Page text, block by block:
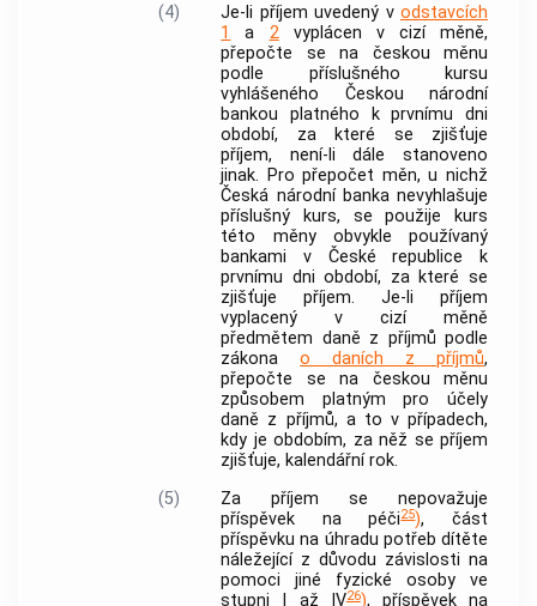
(4)
Je-li příjem uvedený v odstavcích
1
a 2vyplácen v cizí měně,
přepočte se na českou měnu
podle příslušného kursu
vyhlášeného Českou národní
bankou platného k prvnímu dni
období, za které se zjišťuje
příjem, není-li dále stanoveno
jinak. Pro přepočet měn, u nichž
Česká národní bankanevyhlašuje
příslušný kurs, se použije kurs
této měny obvykle používaný
bankami v České republice k
prvnímu dni období, za které se
zjišťuje příjem. Je-li příjem
vyplacený v cizí měně
předmětem daně z příjmů podle
zákonao daních z příjmů,
přepočte se na českou měnu
způsobem platným pro účely
daně z příjmů, a to v případech,
kdy je obdobím, za něž se příjem
zjišťuje, kalendářní rok.
(5)
Za příjem se nepovažuje
příspěvek na péči25), část
příspěvku na úhradu potřeb dítěte
náležející z důvodu závislosti na
pomoci jiné fyzické osoby ve
stupni I až IV26), příspěvek na